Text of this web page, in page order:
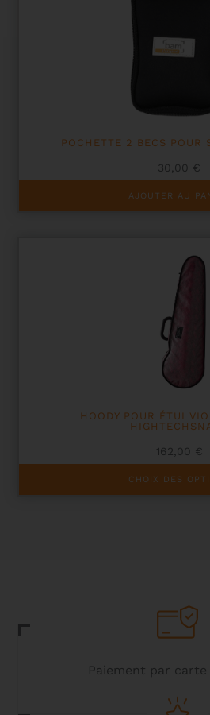
POCHETTE 2 BECS POUR
30,00 €
AJOUTER AU
HOODY POUR ÉTUI
162,00 €
CHOIX DES
a
sur
la
Paiement par carte